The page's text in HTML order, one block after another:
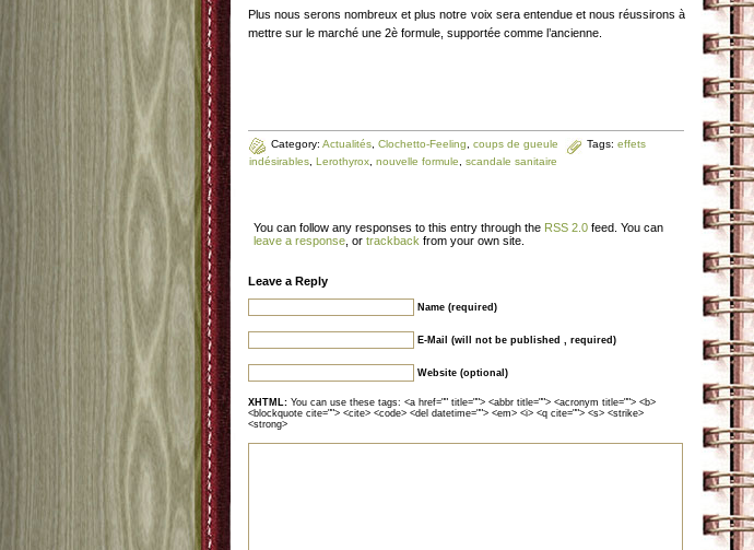
Plus nous serons nombreux et plus notre voix sera entendue et nous réussirons à
mettre sur le marché une 2è formule, supportée comme l’ancienne.
Category: Actualités Clochetto-Feeling coups de gueule Tags: effets
indésirables Lerothyrox nouvelle formule scandale sanitaire
You can follow any responses to this entry through the RSS 2.0 feed. You can
leave a response , or trackback from your own site.
Leave a Reply
Name (required)
E-Mail (will not be published , required)
Website (optional)
XHTML: You can use these tags: <a href="" title=""> <abbr title=""> <acronym title=""> <b>
<blockquote cite=""> <cite> <code> <del datetime=""> <em> <i> <q cite=""> <s> <strike>
<strong>